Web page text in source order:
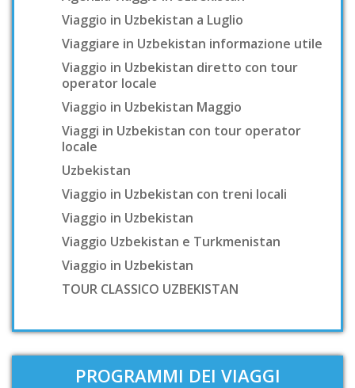
Viaggio in Uzbekistan a Luglio
Viaggiare in Uzbekistan informazione utile
Viaggio in Uzbekistan diretto con tour
operator locale
Viaggio in Uzbekistan Maggio
Viaggi in Uzbekistan con tour operator
locale
Uzbekistan
Viaggio in Uzbekistan con treni locali
Viaggio in Uzbekistan
Viaggio Uzbekistan e Turkmenistan
Viaggio in Uzbekistan
TOUR CLASSICO UZBEKISTAN
PROGRAMMI DEI VIAGGI